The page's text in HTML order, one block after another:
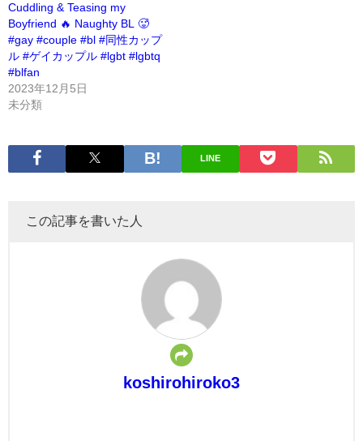
Cuddling & Teasing my
Boyfriend 🔥 Naughty BL 🥵
#gay #couple #bl #同性カップ
ル #ゲイカップル #lgbt #lgbtq
#blfan
2023年12月5日
未分類
LINE
この記事を書いた人
koshirohiroko3